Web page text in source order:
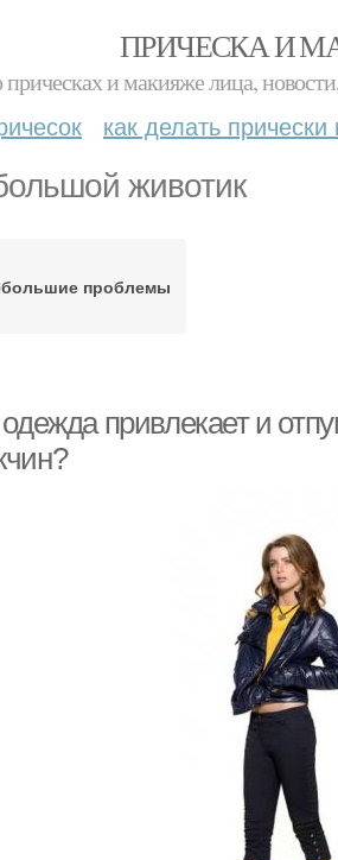
ПРИЧЕСКА И
и макияже лица,
как делать
животик
проблемы
одежда привлекает и